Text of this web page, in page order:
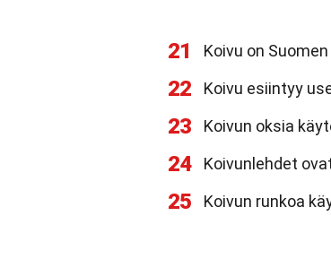
21 Koivu on
22 Koivu esiintyy
23 Koivun oksia
24 Koivunlehdet
25 Koivun runkoa